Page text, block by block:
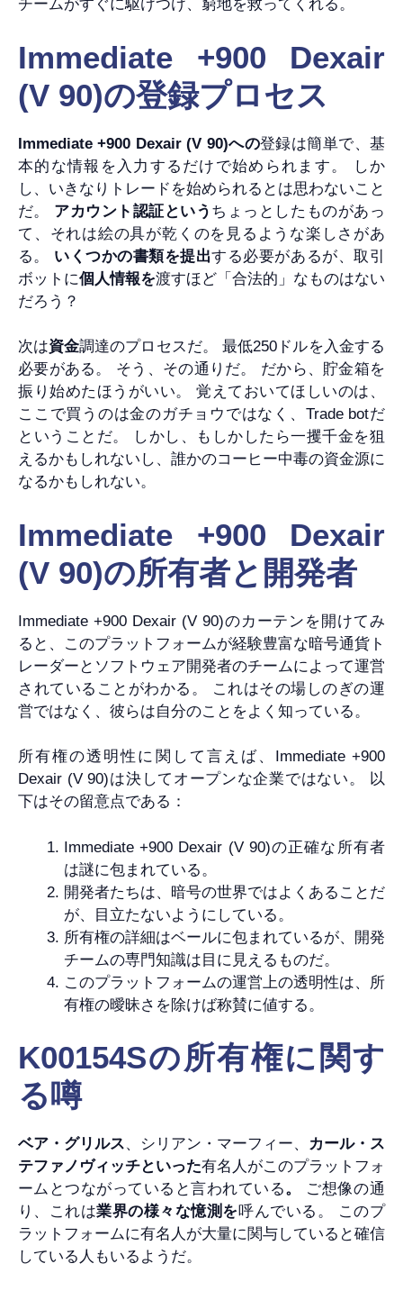
チームがすぐに駆けつけ、窮地を救ってくれる。
Immediate +900 Dexair
(V 90)の登録プロセス
Immediate +900 Dexair (V 90)への登録は簡単で、基
本的な情報を入力するだけで始められます。 しか
し、いきなりトレードを始められるとは思わないこと
だ。 アカウント認証という ちょっとしたものがあっ
て、それは絵の具が乾くのを見るような楽しさがあ
る。 いくつかの書類を提出する必要があるが、取引
ボットに個人情報を渡すほど「合法的」なものはない
だろう？
次は資金調達のプロセスだ。 最低250ドルを入金する
必要がある。 そう、その通りだ。 だから、貯金箱を
振り始めたほうがいい。 覚えておいてほしいのは、
ここで買うのは金のガチョウではなく、Trade botだ
ということだ。 しかし、もしかしたら一攫千金を狙
えるかもしれないし、誰かのコーヒー中毒の資金源に
なるかもしれない。
Immediate +900 Dexair
(V 90)の所有者と開発者
Immediate +900 Dexair (V 90)のカーテンを開けてみ
ると、このプラットフォームが経験豊富な暗号通貨ト
レーダーとソフトウェア開発者のチームによって運営
されていることがわかる。 これはその場しのぎの運
営ではなく、彼らは自分のことをよく知っている。
所有権の透明性に関して言えば、Immediate +900
Dexair (V 90)は決してオープンな企業ではない。 以
下はその留意点である：
Immediate +900 Dexair (V 90)の正確な所有者
は謎に包まれている。
開発者たちは、暗号の世界ではよくあることだ
が、目立たないようにしている。
所有権の詳細はベールに包まれているが、開発
チームの専門知識は目に見えるものだ。
このプラットフォームの運営上の透明性は、所
有権の曖昧さを除けば称賛に値する。
K00154Sの所有権に関す
る噂
ベア・グリルス、シリアン・マーフィー、 カール・ス
テファノヴィッチといった有名人がこのプラットフォ
ームとつながっていると言われている。
ご想像の通
り、これは業界の様々な憶測を呼んでいる。 このプ
ラットフォームに有名人が大量に関与していると確信
している人もいるようだ。